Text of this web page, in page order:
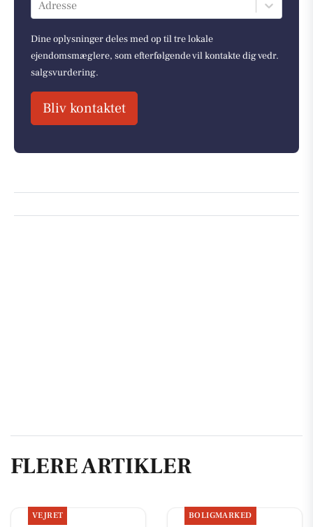
Adresse
Dine oplysninger deles med op til tre lokale
ejendomsmæglere, som efterfølgende vil kontakte dig vedr.
salgsvurdering.
Bliv kontaktet
FLERE ARTIKLER
VEJRET BOLIGMARKED